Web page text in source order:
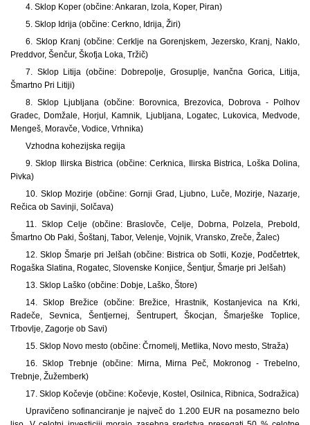
4. Sklop Koper (občine: Ankaran, Izola, Koper, Piran)
5. Sklop Idrija (občine: Cerkno, Idrija, Žiri)
6. Sklop Kranj (občine: Cerklje na Gorenjskem, Jezersko, Kranj, Naklo,
Preddvor, Šenčur, Škofja Loka, Tržič)
7. Sklop Litija (občine: Dobrepolje, Grosuplje, Ivančna Gorica, Litija,
Šmartno Pri Litiji)
8. Sklop Ljubljana (občine: Borovnica, Brezovica, Dobrova - Polhov
Gradec, Domžale, Horjul, Kamnik, Ljubljana, Logatec, Lukovica, Medvode,
Mengeš, Moravče, Vodice, Vrhnika)
Vzhodna kohezijska regija
9. Sklop Ilirska Bistrica (občine: Cerknica, Ilirska Bistrica, Loška Dolina,
Pivka)
10. Sklop Mozirje (občine: Gornji Grad, Ljubno, Luče, Mozirje, Nazarje,
Rečica ob Savinji, Solčava)
11. Sklop Celje (občine: Braslovče, Celje, Dobrna, Polzela, Prebold,
Šmartno Ob Paki, Šoštanj, Tabor, Velenje, Vojnik, Vransko, Zreče, Žalec)
12. Sklop Šmarje pri Jelšah (občine: Bistrica ob Sotli, Kozje, Podčetrtek,
Rogaška Slatina, Rogatec, Slovenske Konjice, Šentjur, Šmarje pri Jelšah)
13. Sklop Laško (občine: Dobje, Laško, Štore)
14. Sklop Brežice (občine: Brežice, Hrastnik, Kostanjevica na Krki,
Radeče, Sevnica, Šentjernej, Šentrupert, Škocjan, Šmarješke Toplice,
Trbovlje, Zagorje ob Savi)
15. Sklop Novo mesto (občine: Črnomelj, Metlika, Novo mesto, Straža)
16. Sklop Trebnje (občine: Mirna, Mirna Peč, Mokronog - Trebelno,
Trebnje, Žužemberk)
17. Sklop Kočevje (občine: Kočevje, Kostel, Osilnica, Ribnica, Sodražica)
Upravičeno sofinanciranje je največ do 1.200 EUR na posamezno belo